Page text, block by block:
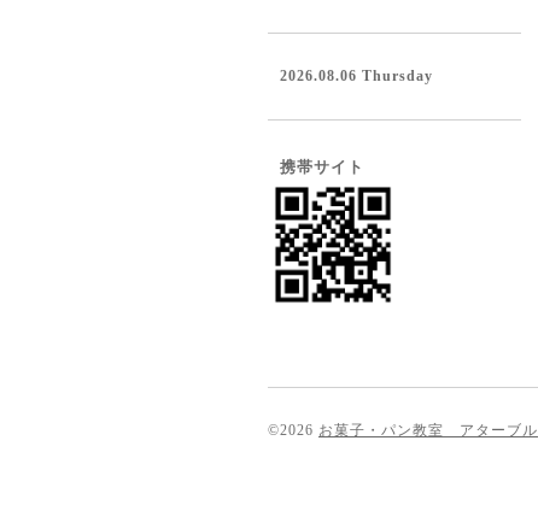
2026.08.06 Thursday
携帯サイト
©2026 お菓子・パン教室 アターブル